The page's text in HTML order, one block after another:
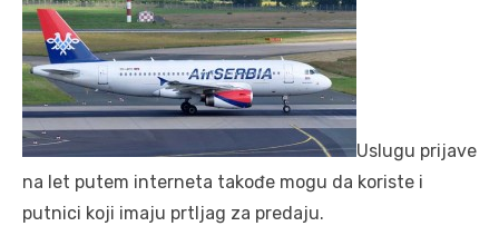
Uslugu prijave
na let putem interneta takođe mogu da koriste i
putnici koji imaju prtljag za predaju.